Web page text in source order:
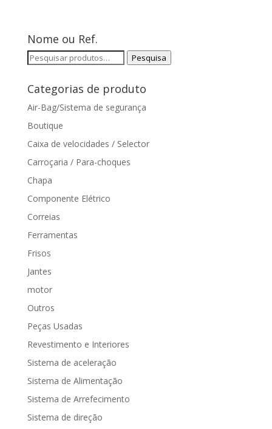
Nome ou Ref.
Pesquisar
Pesquisa
Categorias de produto
Air-Bag/Sistema de segurança
Boutique
Caixa de velocidades / Selector
Carroçaria / Para-choques
Chapa
Componente Elétrico
Correias
Ferramentas
Frisos
Jantes
motor
Outros
Peças Usadas
Revestimento e Interiores
Sistema de aceleração
Sistema de Alimentação
Sistema de Arrefecimento
Sistema de direção